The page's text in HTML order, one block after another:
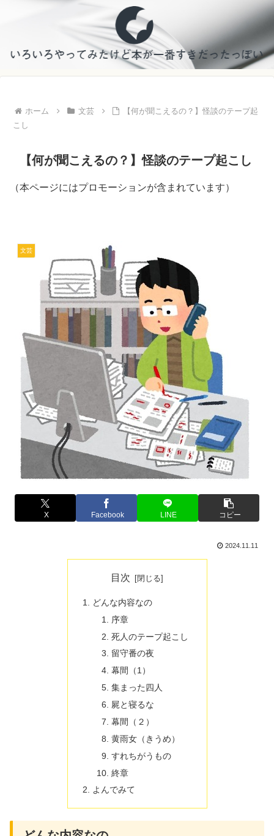
ホーム 文芸
【何が聞こえるの？】怪談のテープ起
こし
【何が聞こえるの？】怪談のテープ起こし
（本ページにはプロモーションが含まれています）
文芸
X Facebook LINE コピー
2024.11.11
目次
どんな内容なの
序章
死人のテープ起こし
留守番の夜
幕間（1）
集まった四人
屍と寝るな
幕間（２）
黄雨女（きうめ）
すれちがうもの
終章
よんでみて